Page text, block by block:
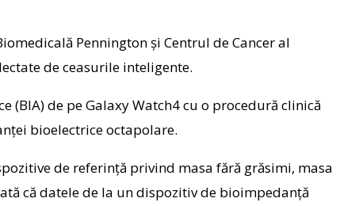
Pennington și Centrul de Cancer al
de ceasurile inteligente.
de pe Galaxy Watch4 cu o procedură clinică
bioelectrice octapolare.
de referință privind masa fără grăsimi, masa
că datele de la un dispozitiv de bioimpedanță